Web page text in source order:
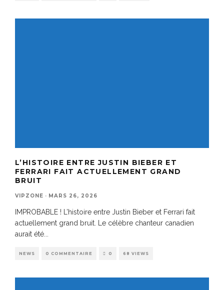
L’HISTOIRE ENTRE JUSTIN BIEBER ET
FERRARI FAIT ACTUELLEMENT GRAND
BRUIT
VIPZONE · MARS 26, 2026
IMPROBABLE ! L’histoire entre Justin Bieber et Ferrari fait
actuellement grand bruit. Le célèbre chanteur canadien
aurait été
NEWS 0 COMMENTAIRE 0 68 VIEWS